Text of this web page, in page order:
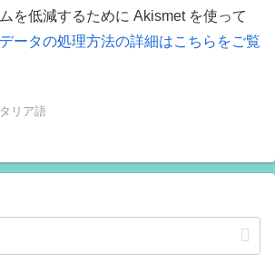
を低減するために Akismet を使って
ータの処理方法の詳細はこちらをご覧
リア語